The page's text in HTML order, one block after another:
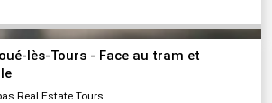
lès-Tours - Face au tram et
Real Estate Tours